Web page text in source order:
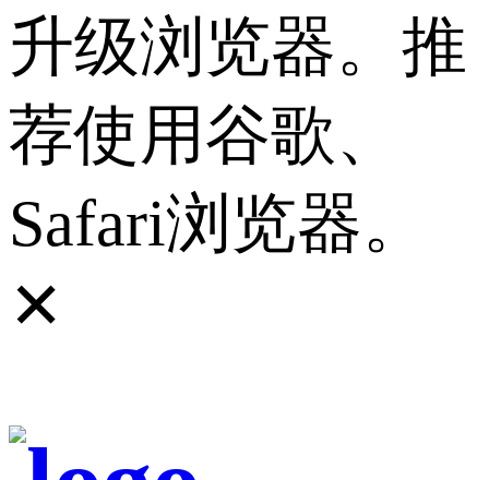
升级浏览器。推
荐使用谷歌、
Safari浏览器。
✕